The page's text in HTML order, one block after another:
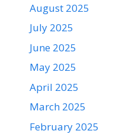
August 2025
July 2025
June 2025
May 2025
April 2025
March 2025
February 2025